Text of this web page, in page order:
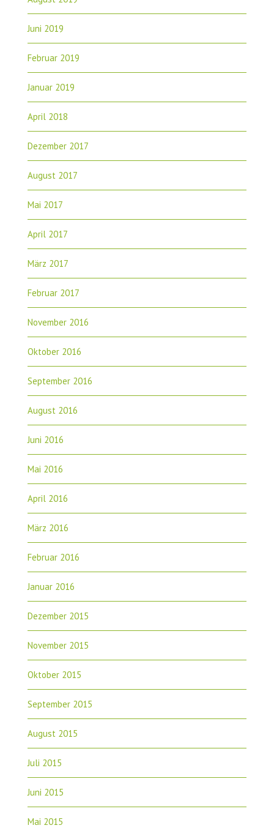
Juni 2019
Februar 2019
Januar 2019
April 2018
Dezember 2017
August 2017
Mai 2017
April 2017
März 2017
Februar 2017
November 2016
Oktober 2016
September 2016
August 2016
Juni 2016
Mai 2016
April 2016
März 2016
Februar 2016
Januar 2016
Dezember 2015
November 2015
Oktober 2015
September 2015
August 2015
Juli 2015
Juni 2015
Mai 2015